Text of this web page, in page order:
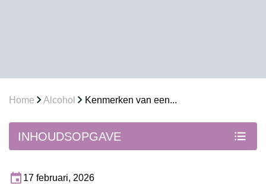
Home Alcohol Kenmerken van een...
INHOUDSOPGAVE
17 februari, 2026